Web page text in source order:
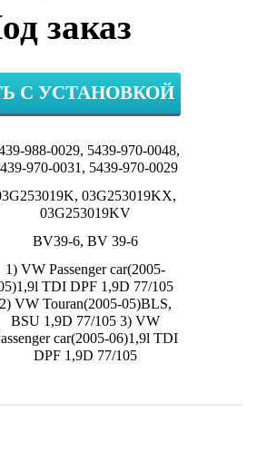
заказ
С УСТАНОВКОЙ
988-0029, 5439-970-0048,
970-0031, 5439-970-0029
03G253019KX,
03G253019KV
BV39-6, BV 39-6
1) VW Passenger car(2005-
TDI DPF 1,9D 77/105
2) VW Touran(2005-05)BLS,
BSU 1,9D 77/105 3) VW
car(2005-06)1,9l TDI
DPF 1,9D 77/105